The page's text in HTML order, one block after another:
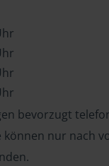
bevorzugt
können nur nach